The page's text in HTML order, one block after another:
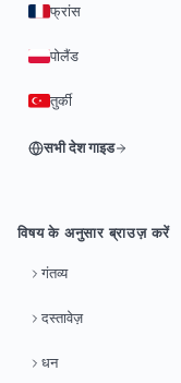
फ्रांस
पोलैंड
तुर्की
सभी देश गाइड
विषय के अनुसार ब्राउज़ करें
गंतव्य
दस्तावेज़
धन